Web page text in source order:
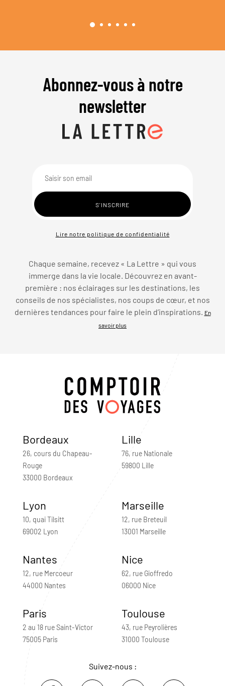
Abonnez-vous à notre
newsletter
Lire notre politique de confidentialité
Chaque semaine, recevez « La Lettre » qui vous
immerge dans la vie locale. Découvrez en avant-
première : nos éclairages sur les destinations, les
conseils de nos spécialistes, nos coups de cœur, et nos
dernières tendances pour faire le plein d’inspirations.
En
savoir plus
Bordeaux
26, cours du Chapeau-
Rouge
33000 Bordeaux
Lille
76, rue Nationale
59800 Lille
Lyon
10, quai Tilsitt
69002 Lyon
Marseille
12, rue Breteuil
13001 Marseille
Nantes
12, rue Mercoeur
44000 Nantes
Nice
62, rue Gioffredo
06000 Nice
Paris
2 au 18 rue Saint-Victor
75005 Paris
Toulouse
43, rue Peyrolières
31000 Toulouse
Suivez-nous :